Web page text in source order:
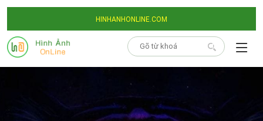
HINHANHONLINE.COM